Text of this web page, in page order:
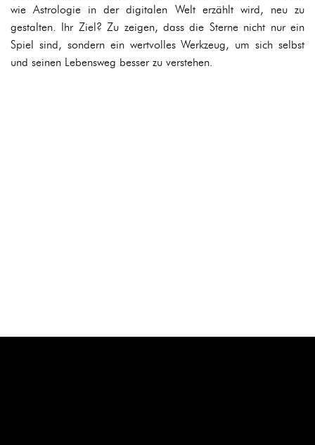
wie Astrologie in der digitalen Welt erzählt wird, neu zu
gestalten. Ihr Ziel? Zu zeigen, dass die Sterne nicht nur ein
Spiel sind, sondern ein wertvolles Werkzeug, um sich selbst
und seinen Lebensweg besser zu verstehen.